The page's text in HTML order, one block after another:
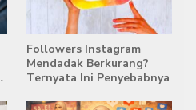
Followers Instagram
Mendadak Berkurang?
Ternyata Ini Penyebabnya